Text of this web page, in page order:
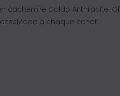
cachemire Caldo Anthracite.
à chaque achat.